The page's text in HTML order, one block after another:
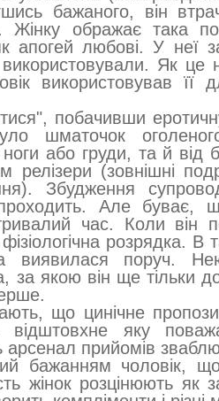
бажаного, він
ображає така
апогей любові. У неї
використовували. Як
використовував її
побачивши
шматочок
або груди, та й від
релізери (зовнішні
Збудження
Але буває,
час. Коли він
розрядка. В
виявилася поруч.
за якою він ще тільки
що цинічне
яку
арсенал прийомів
бажанням чоловік,
жінок розцінюють як